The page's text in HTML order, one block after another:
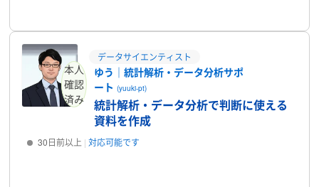
本人
確認
済み
データサイエンティスト
ゆう｜統計解析・データ分析サポ
ート(yuuki-pt)
統計解析・データ分析で判断に使える
資料を作成
30日前以上 対応可能です